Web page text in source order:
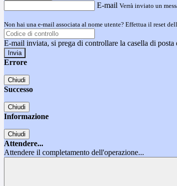
E-mail Verrà inviato un
Non hai una e-mail associata al nome utente? Effettua il reset
E-mail inviata, si prega di controllare la casella di posta
Errore
Chiudi
Successo
Chiudi
Informazione
Chiudi
Attendere...
Attendere il completamento dell'operazione...